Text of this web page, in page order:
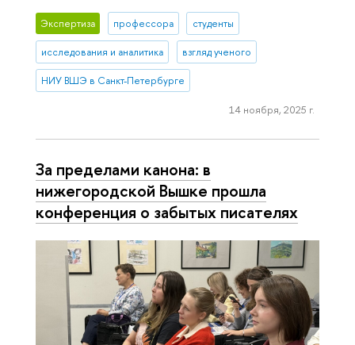
Экспертиза профессора студенты
исследования и аналитика взгляд ученого
НИУ ВШЭ в Санкт-Петербурге
14 ноября, 2025 г.
За пределами канона: в
нижегородской Вышке прошла
конференция о забытых писателях